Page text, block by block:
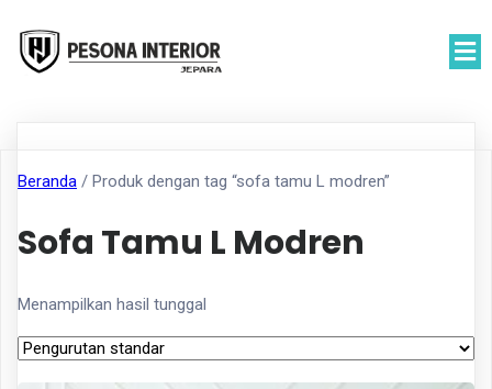
Beranda / Produk dengan tag “sofa tamu L modren”
Sofa Tamu L Modren
Menampilkan hasil tunggal